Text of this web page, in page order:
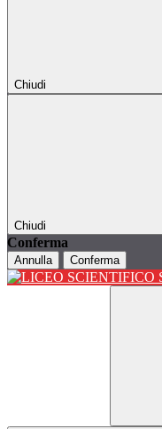
Chiudi
Chiudi
Conferma
Annulla Conferma